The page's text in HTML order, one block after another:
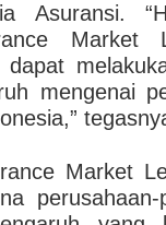
Asuransi.
Market
mengenai
Market
perusahaan-